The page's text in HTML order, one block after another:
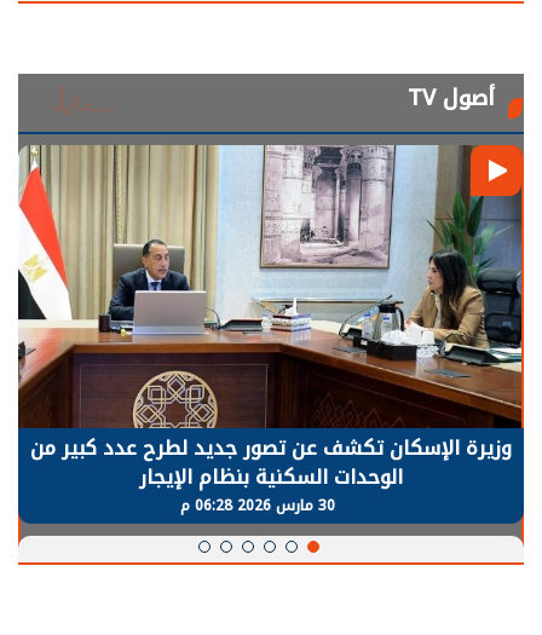
أصول TV
وزيرة الإسكان تكشف عن تصور جديد لطرح عدد كبير من
الوحدات السكنية بنظام الإيجار